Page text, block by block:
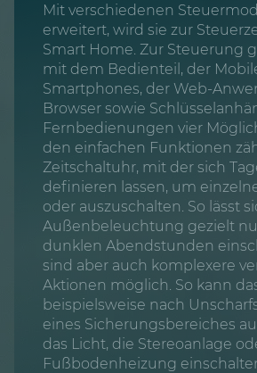
Mit verschiedenen
erweitert, wird sie zur
Smart Home. Zur Steuerung
mit dem Bedienteil, der
Smartphones, der Web-
Browser sowie
Fernbedienungen vier
den einfachen Funktionen
Zeitschaltuhr, mit der sich
definieren lassen, um
oder auszuschalten. So lässt
Außenbeleuchtung gezielt
dunklen Abendstunden
sind aber auch komplexere
Aktionen möglich. So kann
beispielsweise nach
eines Sicherungsbereiches
das Licht, die Stereoanlage
Fußbodenheizung